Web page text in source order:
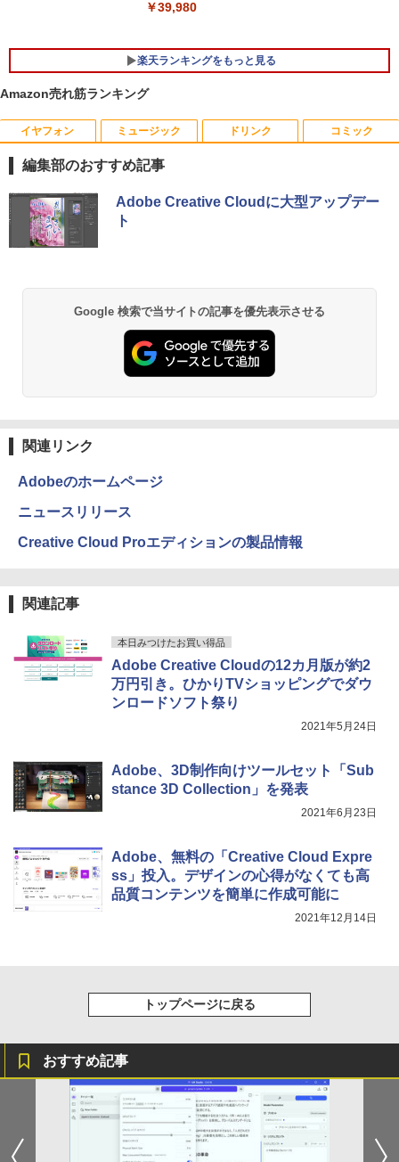
￥33,800
￥39,980
楽天ランキングをもっと見る
1
【公式・メーカー直販・送料無料】モニ
ター 新品 フルHD HP Series 3 Pro 322p
e 21.45インチFHDモニター IPS 21.5型
S5 Switch 3年保証 転送不可 (型番：AK2
モニター 23.8インチ 144Hz FHD pcモニ
ター フリッカーレス FullHD ブルーライ
トカット ノングレア ディスプレイ HDMI
144hz pcモニター Adaptive-Sync ブラ
ック MAXZEN MJM24IC01 MJM24IC02-
3
Thinlerain 13.3インチモニター 小型 デ
蔵/リモコン
4
アイ・オー・データ ワイド液晶ディスプ
レイ 21.5/23.8/27型 1920×1080/アナロ
グRGB HDMI/ブラック/スピーカー：あ
り/よりサステナブルなディスプレイへ/3
辺フレームレス
5
★エイスース / ASUS アイケア液晶ディ
スプレイ フルHD(1920x1080) IPSパネル
液晶ディスプレイ】【送料無料】
￥13,200
1
ゼンリン住宅地図 B4判 東京都 東京都港
区 発行年月202604 13103011I
￥594
4
枝 ]
5
80代になるとたいていボケるか死ぬ。70
代は神様から与えられた特別な時間 （幻
冬舎新書） [ 林真理子 ]
￥1,034
Amazon売れ筋ランキング
イヤフォン
Anker Soundcore P40i オフホワイト
Anker Soundcore P31i ブラック
￥5,990
【2026年アップグレード版】AOKIMI ワイヤ
レスイヤホン bluetooth イヤホン V12 小型
Xiaomi シャオミ REDMI Buds 8 Lite ワイヤ
レスイヤホン Bluetooth 5.4 ノイズキャンセ
￥2,980
ミュージック
BRUCE WAYNE feat. Flo Milli, ATL Jacob
[Explicit]
BRUCE WAYNE feat. Flo Milli, ATL Jacob
￥250
On My Road (Stadium ver.)
BUGS LIFE
￥250
ドリンク
【Amazon.co.jp限定】 い・ろ・は・す 2L P
ET ラベルレス ×8本
by Amazon 天然水 ラベルレス 500ml ×24本
ウォーター ペットボトル 静岡県産 500ミリリ
ットル (Smart Basic)
by Amazon 炭酸水 ラベルレス 500ml ×24本
コカ・コーラ やかんの麦茶 from 爽健美茶 ラ
ベルレス 650mlPET×24本
￥2,009
コミック
薬屋のひとりごと 17巻 (デジタル版ビッグガ
ンガンコミックス)
異世界居酒屋「のぶ」(22) (角川コミックス・
￥832
HUNTER×HUNTER モノクロ版 39 (ジャンプ
コミックスDIGITAL)
スーパーの裏でヤニ吸うふたり 9巻 (デジタル
版ビッグガンガンコミックス)
￥810
編集部のおすすめ記事
Adobe Creative Cloudに大型アップデー
ト
Google 検索で当サイトの記事を優先表示させる
関連リンク
Adobeのホームページ
ニュースリリース
Creative Cloud Proエディションの製品情報
関連記事
本日みつけたお買い得品
Adobe Creative Cloudの12カ月版が約2
万円引き。ひかりTVショッピングでダウ
ンロードソフト祭り
2021年5月24日
Adobe、3D制作向けツールセット「Sub
stance 3D Collection」を発表
2021年6月23日
Adobe、無料の「Creative Cloud Expre
ss」投入。デザインの心得がなくても高
品質コンテンツを簡単に作成可能に
2021年12月14日
トップページに戻る
おすすめ記事